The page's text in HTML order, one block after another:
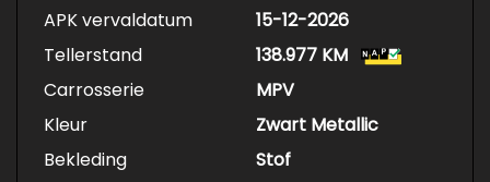
APK vervaldatum
15-12-2026
Tellerstand
138.977 KM
Carrosserie
MPV
Kleur
Zwart Metallic
Bekleding
Stof